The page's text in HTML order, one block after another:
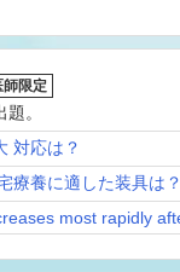
師限定
。
対応は？
療養に適した装具は？